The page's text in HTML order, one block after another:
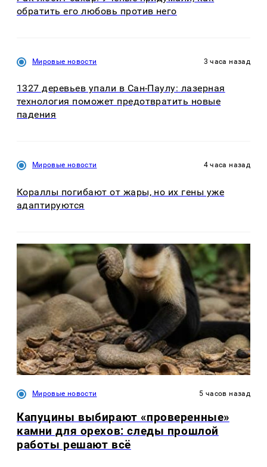
обратить его любовь против него
Мировые новости 3 часа назад
1327 деревьев упали в Сан-Паулу: лазерная
технология поможет предотвратить новые
падения
Мировые новости 4 часа назад
Кораллы погибают от жары, но их гены уже
адаптируются
Мировые новости 5 часов назад
Капуцины выбирают «проверенные»
камни для орехов: следы прошлой
работы решают всё